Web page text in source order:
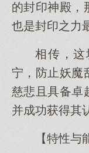
的封印神殿，
也是封印之力
相传，这
宁，防止妖魔
慈悲且具备卓
并成功获得其
【特性与